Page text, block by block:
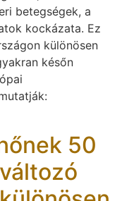
betegségek, a
kockázata. Ez
különösen
későn
50